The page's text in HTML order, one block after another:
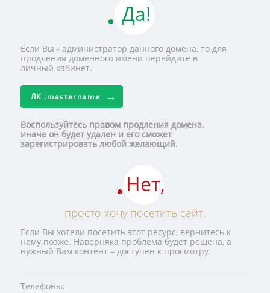
Да!
Если Вы - администратор данного домена, то для
продления доменного имени перейдите в
личный кабинет.
ЛК .mastername
Воспользуйтесь правом продления домена,
иначе он будет удален и его сможет
зарегистрировать любой желающий.
Нет,
просто хочу посетить сайт.
Если Вы хотели посетить этот ресурс, вернитесь к
нему позже. Наверняка проблема будет решена, а
нужный Вам контент – доступен к просмотру.
Телефоны: